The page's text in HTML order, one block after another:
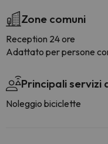
Zone comuni
Reception 24 ore
Adattato per persone
Principali servizi
Noleggio biciclette